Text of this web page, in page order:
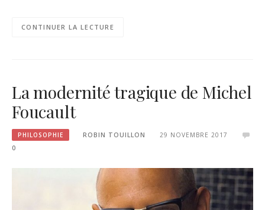
CONTINUER LA LECTURE
La modernité tragique de Michel
Foucault
PHILOSOPHIE ROBIN TOUILLON
29 NOVEMBRE 2017
0